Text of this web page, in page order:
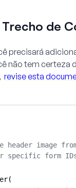
de
precisará
não tem certeza
revise esta